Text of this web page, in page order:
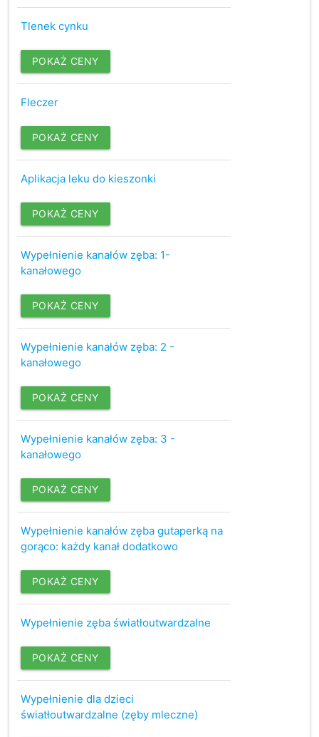
Tlenek cynku
POKAŻ CENY
Fleczer
POKAŻ CENY
Aplikacja leku do kieszonki
POKAŻ CENY
Wypełnienie kanałów zęba: 1-
kanałowego
POKAŻ CENY
Wypełnienie kanałów zęba: 2 -
kanałowego
POKAŻ CENY
Wypełnienie kanałów zęba: 3 -
kanałowego
POKAŻ CENY
Wypełnienie kanałów zęba gutaperką na
gorąco: każdy kanał dodatkowo
POKAŻ CENY
Wypełnienie zęba światłoutwardzalne
POKAŻ CENY
Wypełnienie dla dzieci
światłoutwardzalne (zęby mleczne)